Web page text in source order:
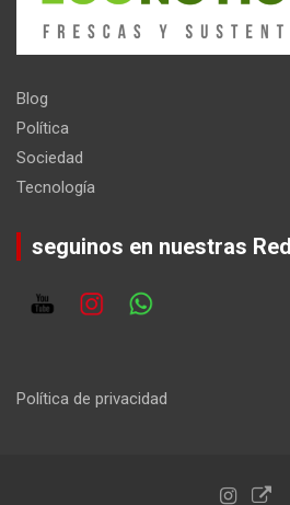
Blog
Política
Sociedad
Tecnología
seguinos en nuestras
Política de privacidad